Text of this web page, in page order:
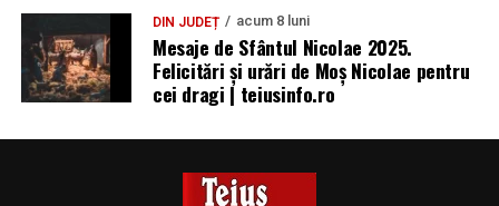
DIN JUDEȚ acum 8 luni
Mesaje de Sfântul Nicolae 2025.
Felicitări și urări de Moș Nicolae pentru
cei dragi | teiusinfo.ro